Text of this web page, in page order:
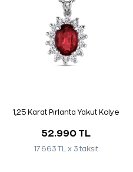
1,25 Karat Pırlanta Yakut Kolye
52.990 TL
17.663 TL x 3 taksit